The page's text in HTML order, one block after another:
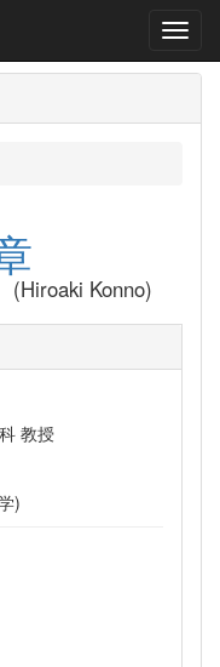
(Hiroaki Konno)
教授
)